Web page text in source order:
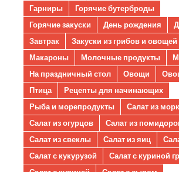
Гарниры
Горячие бутерброды
Горячие закуски
День рождения
Завтрак
Закуски из грибов и овощей
Макароны
Молочные продукты
На праздничный стол
Овощи
Птица
Рецепты для начинающих
Рыба и морепродукты
Салат из
Салат из огурцов
Салат из
Салат из свеклы
Салат из яиц
Салат с кукурузой
Салат с куриной